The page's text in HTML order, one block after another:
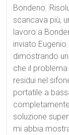
Bondeno.
scaricava più,
lavoro a
inviato
dimostrando
che il
residui nel
portatile a
soluzione
mi abbia